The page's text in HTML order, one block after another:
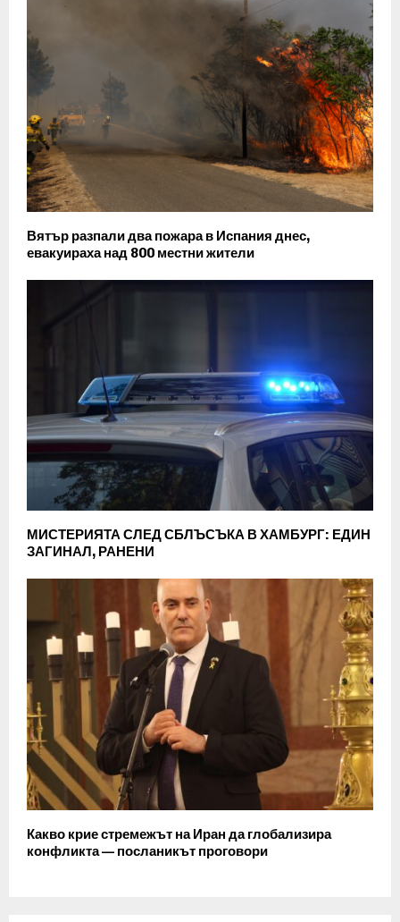
Вятър разпали два пожара в Испания днес,
евакуираха над 800 местни жители
МИСТЕРИЯТА СЛЕД СБЛЪСЪКА В ХАМБУРГ: ЕДИН
ЗАГИНАЛ, РАНЕНИ
Какво крие стремежът на Иран да глобализира
конфликта — посланикът проговори